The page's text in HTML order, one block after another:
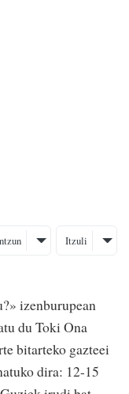
Itzuli
izenburupean
du Toki Ona
bitarteko gazteei
dira: 12-15